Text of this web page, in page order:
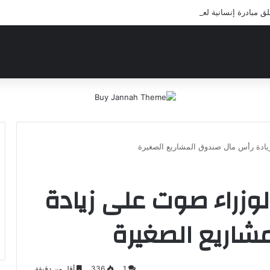
إنسانية لعلاج أيتام مدرسة كافل اليتيم
رأس مال صندوق المشاريع الصغيرة
صوت على زيادة
الصغيرة